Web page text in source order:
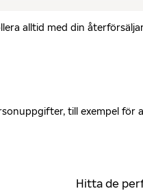
alltid med din
till exempel
Hitta de